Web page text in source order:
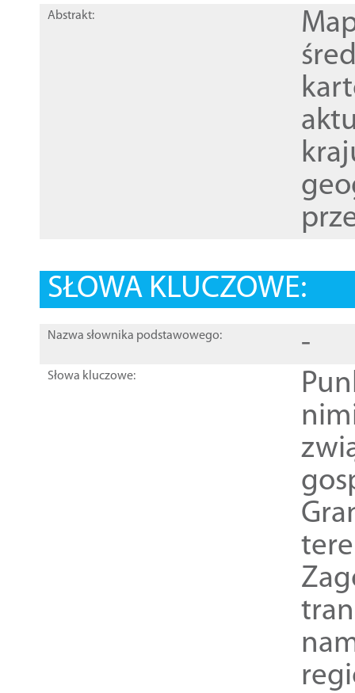
Abstrakt:
SŁOWA KLUCZOWE:
Nazwa słownika podstawowego: -
Słowa kluczowe: